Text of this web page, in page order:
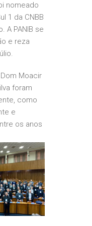
nomeado
1 da CNBB
A PANIB se
e reza
Dom Moacir
foram
como
e
os anos